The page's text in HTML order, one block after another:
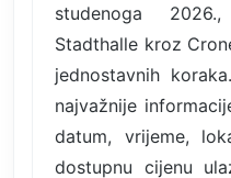
studenoga
Stadthalle kroz
jednostavnih
najvažnije
datum, vrijeme,
dostupnu cijenu